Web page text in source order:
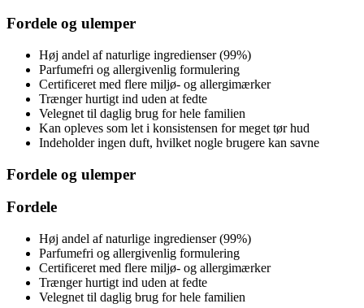
Fordele og ulemper
Høj andel af naturlige ingredienser (99%)
Parfumefri og allergivenlig formulering
Certificeret med flere miljø- og allergimærker
Trænger hurtigt ind uden at fedte
Velegnet til daglig brug for hele familien
Kan opleves som let i konsistensen for meget tør hud
Indeholder ingen duft, hvilket nogle brugere kan savne
Fordele og ulemper
Fordele
Høj andel af naturlige ingredienser (99%)
Parfumefri og allergivenlig formulering
Certificeret med flere miljø- og allergimærker
Trænger hurtigt ind uden at fedte
Velegnet til daglig brug for hele familien